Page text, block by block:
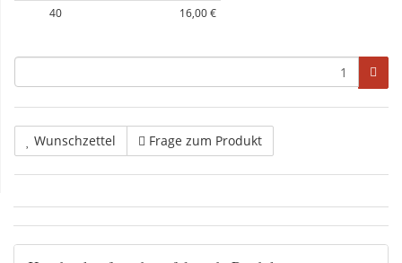
40
16,00 €
Wunschzettel Frage zum Produkt